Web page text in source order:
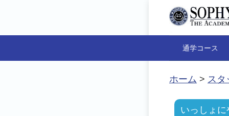
通学コース
ホーム > スタ
いっしょ